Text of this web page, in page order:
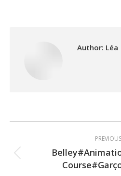
Author: Léa
navigation
PREVIOUS